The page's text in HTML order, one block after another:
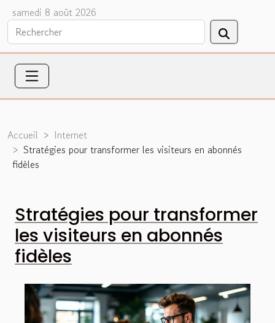
samedi 8 août 2026
Accueil
Internet
Stratégies pour transformer les visiteurs en abonnés
fidèles
Stratégies pour transformer
les visiteurs en abonnés
fidèles